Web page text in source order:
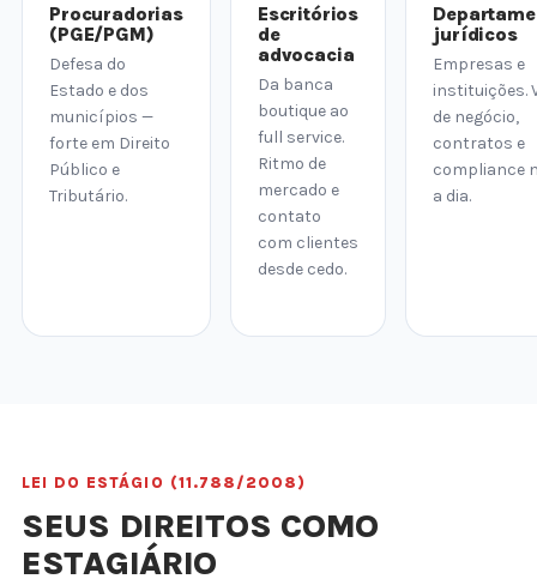
Procuradorias
(PGE/PGM)
Defesa do
Estado e dos
municípios —
forte em Direito
Público e
Tributário.
Escritórios
de
advocacia
Da banca
boutique ao
full service.
Ritmo de
mercado e
contato
com clientes
desde cedo.
jurídicos
Empresas e
instituições.
de negócio,
contratos e
compliance
a dia.
LEI DO ESTÁGIO (11.788/2008)
SEUS DIREITOS COMO
ESTAGIÁRIO